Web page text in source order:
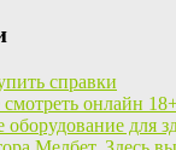
справки